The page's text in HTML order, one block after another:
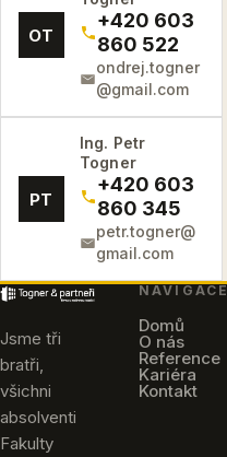
OT
+420 603
860 522
ondrej.togner
@gmail.com
PT
Ing. Petr
Togner
+420 603
860 345
petr.togner@
gmail.com
Jsme tři
bratři,
všichni
absolventi
Fakulty
NAVIGACE
Domů
O nás
Reference
Kariéra
Kontakt